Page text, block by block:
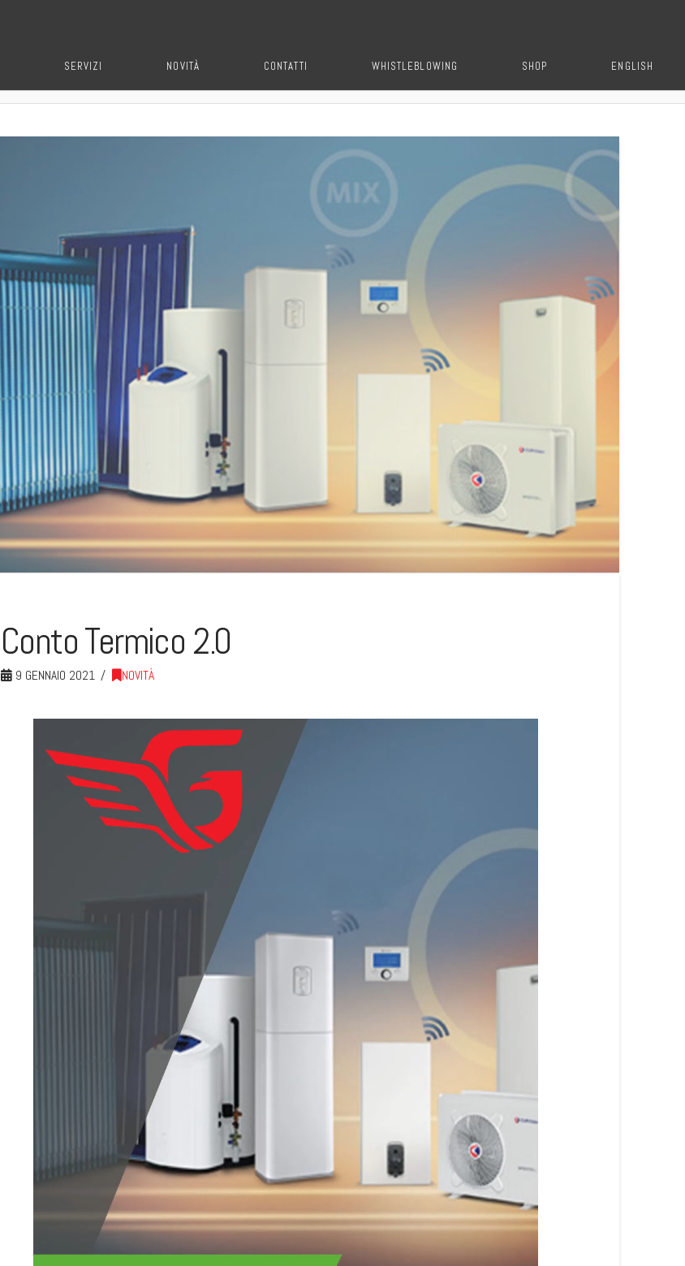
SERVIZI NOVITÀ CONTATTI WHISTLEBLOWING SHOP ENGLISH
Conto Termico 2.0
9 GENNAIO 2021 NOVITÀ